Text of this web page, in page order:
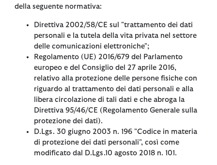
della seguente normativa:
Direttiva 2002/58/CE sul "trattamento dei dati
personali e la tutela della vita privata nel settore
delle comunicazioni elettroniche";
Regolamento (UE) 2016/679 del Parlamento
europeo e del Consiglio del 27 aprile 2016,
relativo alla protezione delle persone fisiche con
riguardo al trattamento dei dati personali e alla
libera circolazione di tali dati e che abroga la
Direttiva 95/46/CE (Regolamento Generale sulla
protezione dei dati).
D.Lgs. 30 giugno 2003 n. 196 "Codice in materia
di protezione dei dati personali", così come
modificato dal D.Lgs.10 agosto 2018 n. 101.